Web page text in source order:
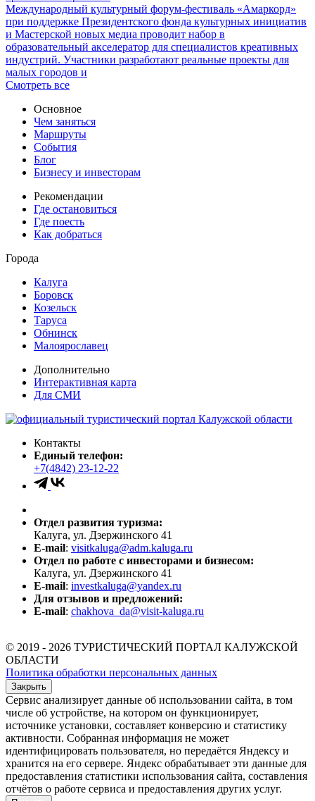
Международный культурный форум-фестиваль «Амаркорд»
при поддержке Президентского фонда культурных инициатив
и Мастерской новых медиа проводит набор в
образовательный акселератор для специалистов креативных
индустрий. Участники разработают реальные проекты для
малых городов и
Смотреть все
Основное
Чем заняться
Маршруты
События
Блог
Бизнесу и инвесторам
Рекомендации
Где остановиться
Где поесть
Как добраться
Города
Калуга
Боровск
Козельск
Таруса
Обнинск
Малоярославец
Дополнительно
Интерактивная карта
Для СМИ
Контакты
Единый телефон:
+7(4842) 23-12-22
Отдел развития туризма:
Калуга, ул. Дзержинского 41
E-mail: visitkaluga@adm.kaluga.ru
Отдел по работе с инвесторами и бизнесом:
Калуга, ул. Дзержинского 41
E-mail: investkaluga@yandex.ru
Для отзывов и предложений:
E-mail: chakhova_da@visit-kaluga.ru
© 2019 - 2026 ТУРИСТИЧЕСКИЙ ПОРТАЛ КАЛУЖСКОЙ
ОБЛАСТИ
Политика обработки персональных данных
Закрыть
Сервис анализирует данные об использовании сайта, в том
числе об устройстве, на котором он функционирует,
источнике установки, составляет конверсию и статистику
активности. Собранная информация не может
идентифицировать пользователя, но передаётся Яндексу и
хранится на его сервере. Яндекс обрабатывает эти данные для
предоставления статистики использования сайта, составления
отчётов о работе сервиса и предоставления других услуг.